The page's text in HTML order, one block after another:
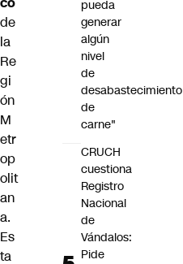
de
la
Re
gi
ón
M
etr
op
olit
an
a.
Es
ta
pueda
generar
algún
nivel
de
desabastecimiento
de
carne"
CRUCH
cuestiona
Registro
Nacional
de
Vándalos:
Pide